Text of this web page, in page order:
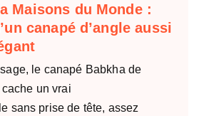
Maisons du Monde :
canapé d’angle aussi
le canapé Babkha de
un vrai
sans prise de tête, assez